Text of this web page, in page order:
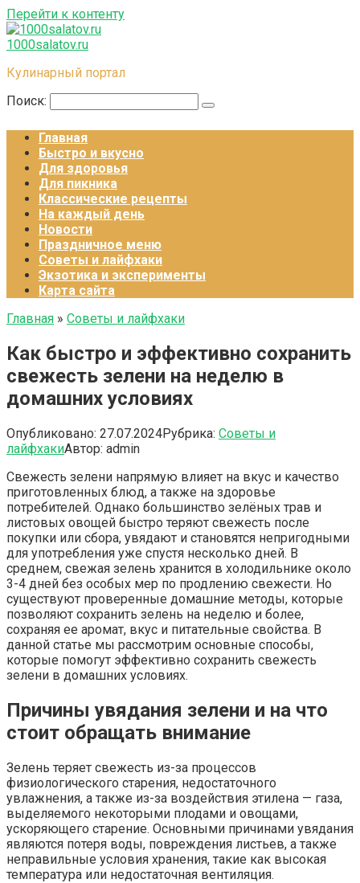
Перейти к контенту
1000salatov.ru
Кулинарный портал
Поиск:
Главная
Быстро и вкусно
Для здоровья
Для пикника
Классические рецепты
На каждый день
Новости
Праздничное меню
Советы и лайфхаки
Экзотика и эксперименты
Карта сайта
Главная » Советы и лайфхаки
Как быстро и эффективно сохранить
свежесть зелени на неделю в
домашних условиях
Опубликовано: 27.07.2024Рубрика: Советы и
лайфхакиАвтор: admin
Свежесть зелени напрямую влияет на вкус и качество
приготовленных блюд, а также на здоровье
потребителей. Однако большинство зелёных трав и
листовых овощей быстро теряют свежесть после
покупки или сбора, увядают и становятся непригодными
для употребления уже спустя несколько дней. В
среднем, свежая зелень хранится в холодильнике около
3-4 дней без особых мер по продлению свежести. Но
существуют проверенные домашние методы, которые
позволяют сохранить зелень на неделю и более,
сохраняя ее аромат, вкус и питательные свойства. В
данной статье мы рассмотрим основные способы,
которые помогут эффективно сохранить свежесть
зелени в домашних условиях.
Причины увядания зелени и на что
стоит обращать внимание
Зелень теряет свежесть из-за процессов
физиологического старения, недостаточного
увлажнения, а также из-за воздействия этилена — газа,
выделяемого некоторыми плодами и овощами,
ускоряющего старение. Основными причинами увядания
являются потеря воды, повреждения листьев, а также
неправильные условия хранения, такие как высокая
температура или недостаточная вентиляция.